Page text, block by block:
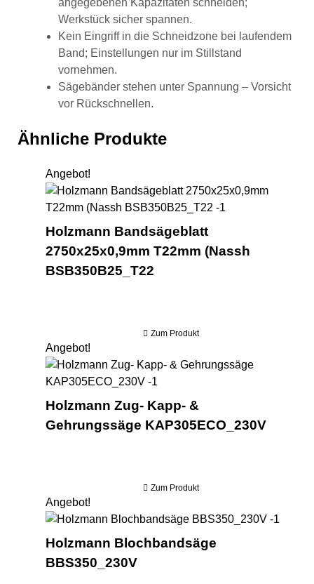
Werkstück sicher spannen.
Kein Eingriff in die Schneidzone bei laufendem
Band; Einstellungen nur im Stillstand
vornehmen.
Sägebänder stehen unter Spannung – Vorsicht
vor Rückschnellen.
Ähnliche Produkte
Angebot!
Holzmann Bandsägeblatt
2750x25x0,9mm T22mm (Nassh
BSB350B25_T22
Zum Produkt
Angebot!
Holzmann Zug- Kapp- &
Gehrungssäge KAP305ECO_230V
Zum Produkt
Angebot!
Holzmann Blochbandsäge
BBS350_230V